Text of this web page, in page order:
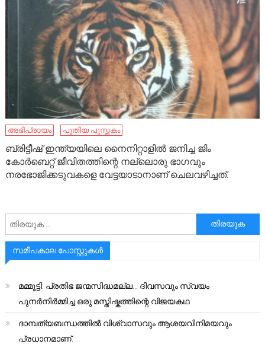
അഭിപ്രായം പുതിയ പുസ്തകം
ബ്രിട്ടീഷ് ഇന്ത്യയിലെ നൈനിറ്റാളിൽ ജനിച്ച ജിം
കോർബെറ്റ് ജീവിതത്തിന്റെ നല്ലൊരു ഭാഗവും
നരഭോജിക്കടുവകളെ വേട്ടയാടാനാണ് ചെലവഴിച്ചത്.
അനേഷിക്കുക
സമീപകാല പോസ്റ്റുകൾ
മമ്മൂട്ടി: പ്രതിഭ ജന്മസിദ്ധമല്ല… ദിവസവും സ്വയം
പുനർനിർമ്മിച്ച ഒരു മസ്തിഷ്കത്തിന്റെ വിജയകഥ
ദാമ്പത്യബന്ധത്തിൽ വിശ്വാസവും ആശയവിനിമയവും
പ്രധാനമാണ്.